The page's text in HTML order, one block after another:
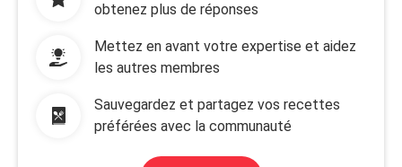
obtenez plus de réponses
Mettez en avant votre expertise et aidez
les autres membres
Sauvegardez et partagez vos recettes
préférées avec la communauté